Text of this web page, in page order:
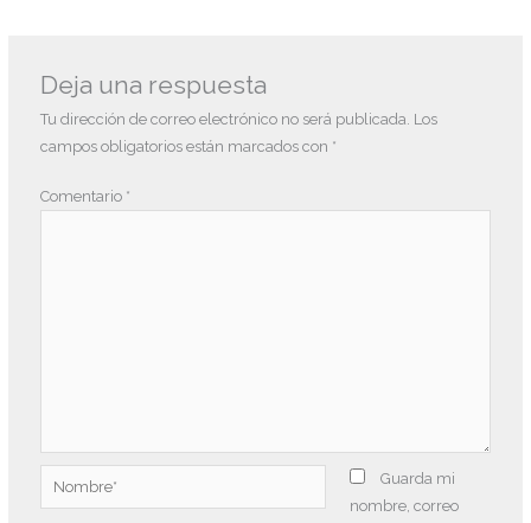
Deja una respuesta
Tu dirección de correo electrónico no será publicada. Los
campos obligatorios están marcados con *
Comentario *
Nombre*
Guarda mi
nombre, correo